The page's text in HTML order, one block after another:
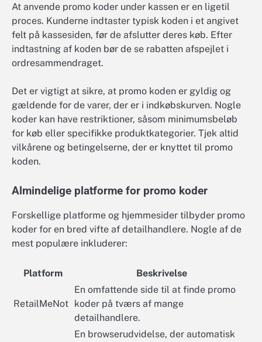
At anvende promo koder under kassen er en ligetil
proces. Kunderne indtaster typisk koden i et angivet
felt på kassesiden, før de afslutter deres køb. Efter
indtastning af koden bør de se rabatten afspejlet i
ordresammendraget.
Det er vigtigt at sikre, at promo koden er gyldig og
gældende for de varer, der er i indkøbskurven. Nogle
koder kan have restriktioner, såsom minimumsbeløb
for køb eller specifikke produktkategorier. Tjek altid
vilkårene og betingelserne, der er knyttet til promo
koden.
Almindelige platforme for promo koder
Forskellige platforme og hjemmesider tilbyder promo
koder for en bred vifte af detailhandlere. Nogle af de
mest populære inkluderer:
Platform Beskrivelse
RetailMeNot
En omfattende side til at finde promo
koder på tværs af mange
detailhandlere.
En browserudvidelse, der automatisk